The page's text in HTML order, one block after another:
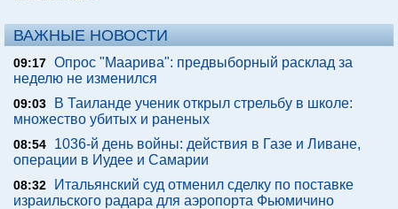
ВАЖНЫЕ НОВОСТИ
09:17 Опрос "Mаарива": предвыборный расклад за
неделю не изменился
09:03
В Таиланде ученик открыл стрельбу в школе:
множество убитых и раненых
08:54
1036-й день войны: действия в Газе и Ливане,
операции в Иудее и Самарии
08:32
Итальянский суд отменил сделку по поставке
израильского радара для аэропорта Фьюмичино